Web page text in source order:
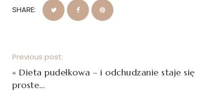
SHARE:
Previous post:
« Dieta pudełkowa – i odchudzanie staje się
proste…